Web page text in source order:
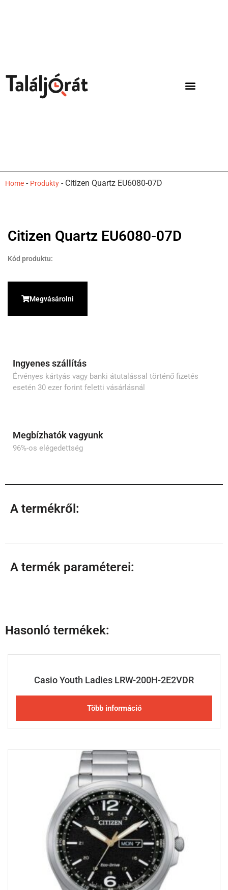
Home - Produkty - Citizen Quartz EU6080-07D
Citizen Quartz EU6080-07D
Kód produktu:
Megvásárolni
Ingyenes szállítás
Érvényes kártyás vagy banki átutalással történő fizetés
esetén 30 ezer forint feletti vásárlásnál
Megbízhatók vagyunk
96%-os elégedettség
A termékről:
A termék paraméterei:
Hasonló termékek:
Casio Youth Ladies LRW-200H-2E2VDR
Több információ